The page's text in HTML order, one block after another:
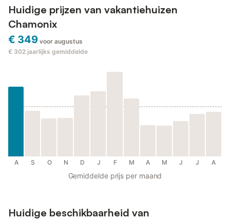
Huidige prijzen van vakantiehuizen
Chamonix
€ 349 voor augustus
€ 302 jaarlijks gemiddelde
A S O N D J F M A M J J A
Gemiddelde prijs per maand
Huidige beschikbaarheid van